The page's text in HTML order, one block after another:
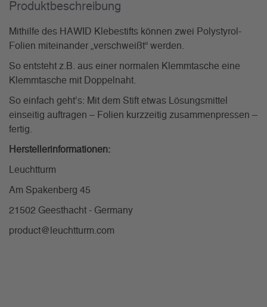
Produkt­beschreibung
Mithilfe des HAWID Klebestifts können zwei Polystyrol-
Folien miteinander „verschweißt“ werden.
So entsteht z.B. aus einer normalen Klemmtasche eine
Klemmtasche mit Doppelnaht.
So einfach geht’s: Mit dem Stift etwas Lösungsmittel
einseitig auftragen – Folien kurzzeitig zusammenpressen –
fertig.
Herstellerinformationen:
Leuchtturm
Am Spakenberg 45
21502 Geesthacht - Germany
product@leuchtturm.com